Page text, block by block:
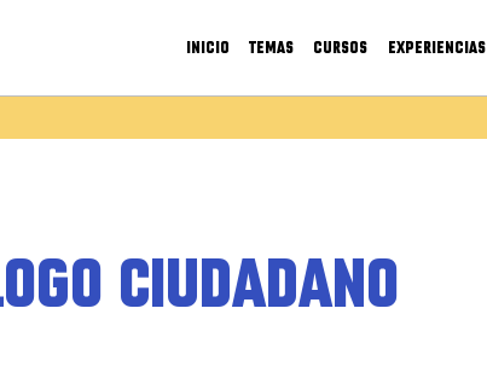
INICIO TEMAS CURSOS EXPERIENCIAS
CIUDADANO